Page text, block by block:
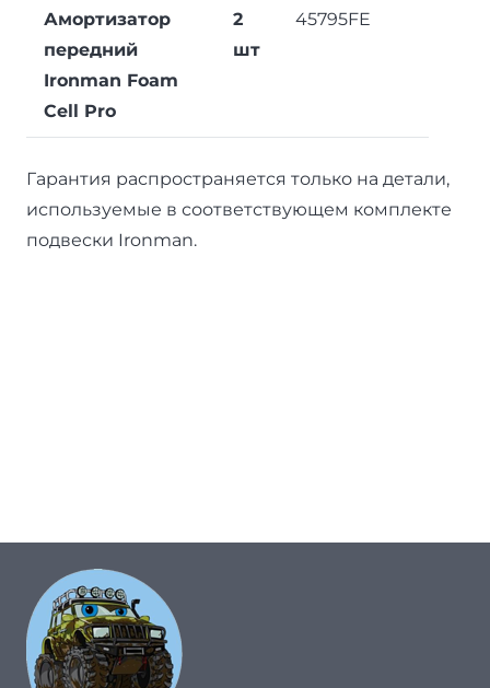
Амортизатор
передний
Ironman Foam
Cell Pro
2
шт
45795FE
Гарантия распространяется только на детали,
используемые в соответствующем комплекте
подвески Ironman.